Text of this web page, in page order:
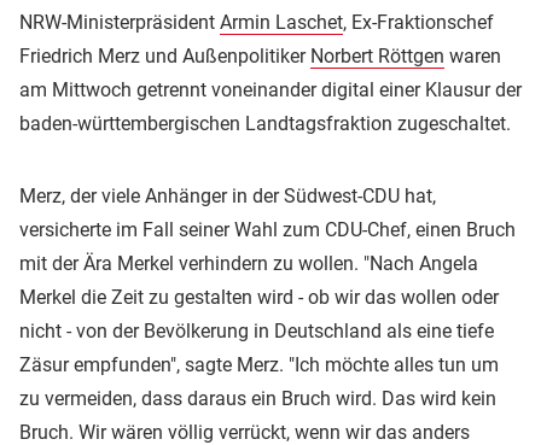
NRW-Ministerpräsident Armin Laschet, Ex-Fraktionschef
Friedrich Merz und Außenpolitiker Norbert Röttgen waren
am Mittwoch getrennt voneinander digital einer Klausur der
baden-württembergischen Landtagsfraktion zugeschaltet.
Merz, der viele Anhänger in der Südwest-CDU hat,
versicherte im Fall seiner Wahl zum CDU-Chef, einen Bruch
mit der Ära Merkel verhindern zu wollen. "Nach Angela
Merkel die Zeit zu gestalten wird - ob wir das wollen oder
nicht - von der Bevölkerung in Deutschland als eine tiefe
Zäsur empfunden", sagte Merz. "Ich möchte alles tun um
zu vermeiden, dass daraus ein Bruch wird. Das wird kein
Bruch. Wir wären völlig verrückt, wenn wir das anders